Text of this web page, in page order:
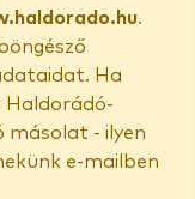
.
Ha
Haldorádó-
másolat - ilyen
e-mailben